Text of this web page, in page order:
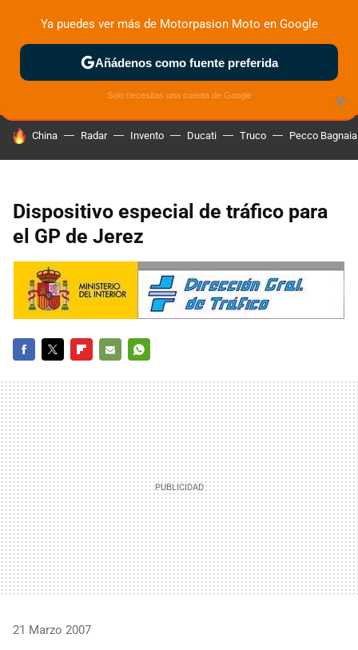
ZONA DE PRUEBAS DEPORTIVAS MOTOS ELÉCTRICAS
HOY SE HABLA DE
China Radar Invento Ducati Truco Pecco Bagnaia
Dispositivo especial de tráfico para
el GP de Jerez
MAIL
21 Marzo 2007
×
Ya puedes ver más de Motorpasion Moto en Google
Añádenos como fuente preferida
Solo necesitas una cuenta de Google